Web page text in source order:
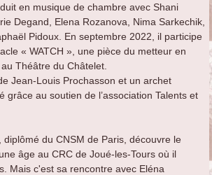
en musique de chambre avec Shani
Degand, Elena Rozanova, Nima Sarkechik,
Pidoux. En septembre 2022, il participe
« WATCH », une pièce du metteur en
Théâtre du Châtelet.
Jean-Louis Prochasson et un archet
grâce au soutien de l’association Talents et
diplômé du CNSM de Paris, découvre le
âge au CRC de Joué-les-Tours où il
Mais c'est sa rencontre avec Eléna